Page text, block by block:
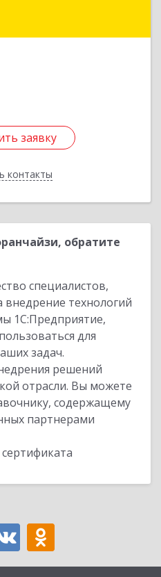
заявку
контакты
заявку
обратите
специалистов,
внедрение технологий
1С:Предприятие,
для
задач.
решений
отрасли. Вы можете
содержащему
партнерами